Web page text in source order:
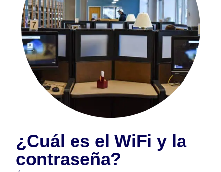
¿Cuál es el WiFi y la
contraseña?